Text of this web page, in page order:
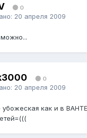
0
20 апреля 2009
0
20 апреля 2009
убожеская как и в